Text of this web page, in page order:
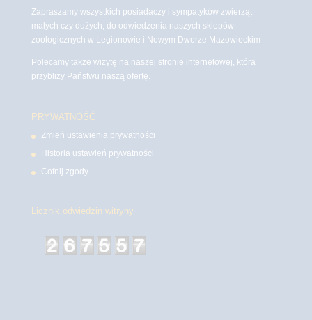
Zapraszamy wszystkich posiadaczy i sympatyków zwierząt
małych czy dużych, do odwiedzenia naszych sklepów
zoologicznych w Legionowie i Nowym Dworze Mazowieckim
Polecamy także wizytę na naszej stronie internetowej, która
przybliży Państwu naszą ofertę.
PRYWATNOŚĆ
Zmień ustawienia prywatności
Historia ustawień prywatności
Cofnij zgody
Licznik odwiedzin witryny